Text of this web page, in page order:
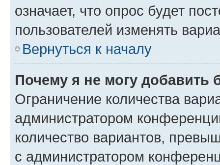
означает, что опрос будет
пользователей изменять
Вернуться к началу
Почему я не могу добавить
Ограничение количества
администратором
количество вариантов,
с администратором